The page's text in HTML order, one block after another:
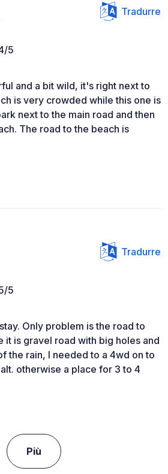
Tradurre
5
and a bit wild, it's right next to
is very crowded while this one is
next to the main road and then
The road to the beach is
Tradurre
5
Only problem is the road to
it is gravel road with big holes and
the rain, I needed to a 4wd on to
otherwise a place for 3 to 4
Più